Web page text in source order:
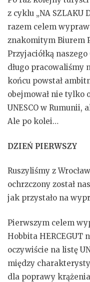
z cyklu „NA SZLAKU
razem celem
znakomitym Biurem
Przyjaciółką
długo pracowaliśmy
końcu powstał
obejmował nie tylko
UNESCO w Rumunii,
Ale po kolei…
DZIEŃ PIERWSZY
Ruszyliśmy z
ochrzczony został
jak przystało na
Pierwszym celem
Hobbita HERCEGUT
oczywiście na listę
między
dla poprawy